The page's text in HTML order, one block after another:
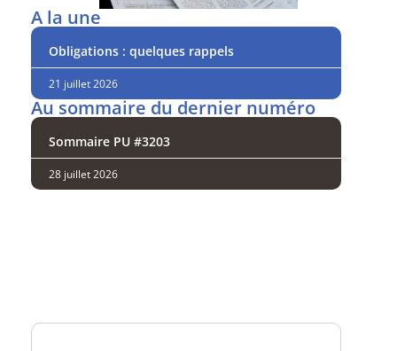
A la une
Obligations : quelques rappels
21 juillet 2026
Au sommaire du dernier numéro
Sommaire PU #3203
28 juillet 2026